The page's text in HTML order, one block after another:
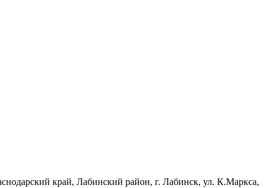
край, Лабинский район, г. Лабинск, ул. К.Маркса,